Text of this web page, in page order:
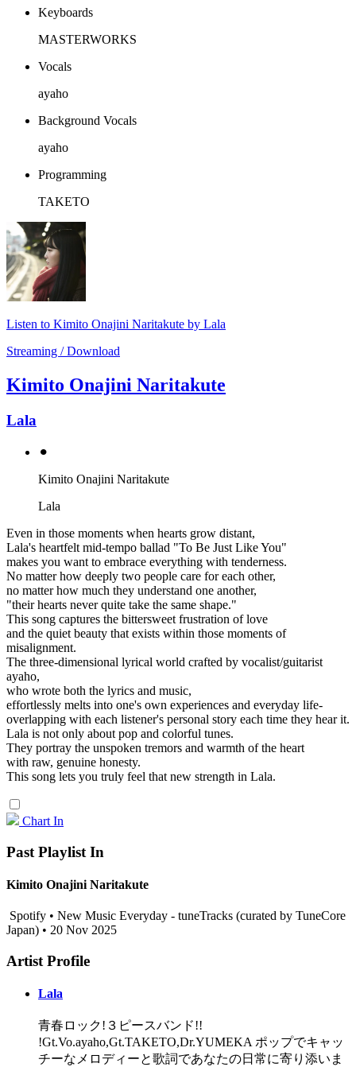
Keyboards
MASTERWORKS
Vocals
ayaho
Background Vocals
ayaho
Programming
TAKETO
Listen to Kimito Onajini Naritakute by Lala
Streaming / Download
Kimito Onajini Naritakute
Lala
⚫︎
Kimito Onajini Naritakute
Lala
Even in those moments when hearts grow distant,
Lala's heartfelt mid-tempo ballad "To Be Just Like You"
makes you want to embrace everything with tenderness.
No matter how deeply two people care for each other,
no matter how much they understand one another,
"their hearts never quite take the same shape."
This song captures the bittersweet frustration of love
and the quiet beauty that exists within those moments of
misalignment.
The three-dimensional lyrical world crafted by vocalist/guitarist
ayaho,
who wrote both the lyrics and music,
effortlessly melts into one's own experiences and everyday life-
overlapping with each listener's personal story each time they hear it.
Lala is not only about pop and colorful tunes.
They portray the unspoken tremors and warmth of the heart
with raw, genuine honesty.
This song lets you truly feel that new strength in Lala.
Chart In
Past Playlist In
Kimito Onajini Naritakute
Spotify • New Music Everyday - tuneTracks (curated by TuneCore
Japan) • 20 Nov 2025
Artist Profile
Lala
青春ロック!３ピースバンド!!
!Gt.Vo.ayaho,Gt.TAKETO,Dr.YUMEKA ポップでキャッ
チーなメロディーと歌詞であなたの日常に寄り添いま